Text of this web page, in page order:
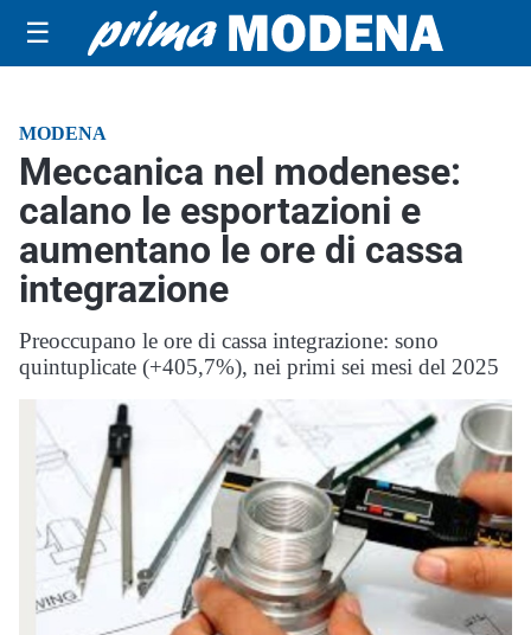
☰
MODENA
Meccanica nel modenese:
calano le esportazioni e
aumentano le ore di cassa
integrazione
Preoccupano le ore di cassa integrazione: sono
quintuplicate (+405,7%), nei primi sei mesi del 2025